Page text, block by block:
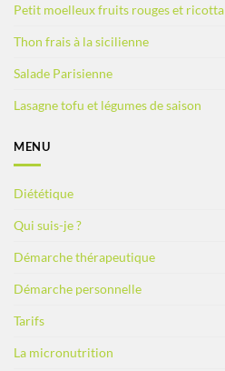
Petit moelleux fruits rouges et ricotta
Thon frais à la sicilienne
Salade Parisienne
Lasagne tofu et légumes de saison
MENU
Diététique
Qui suis-je ?
Démarche thérapeutique
Démarche personnelle
Tarifs
La micronutrition